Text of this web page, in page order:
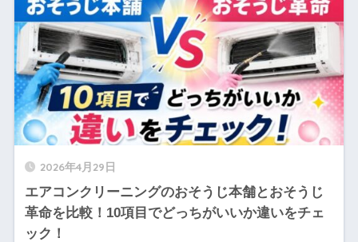
2026年4月29日
エアコンクリーニングのおそうじ本舗とおそうじ
革命を比較！10項目でどっちがいいか違いをチェ
ック！